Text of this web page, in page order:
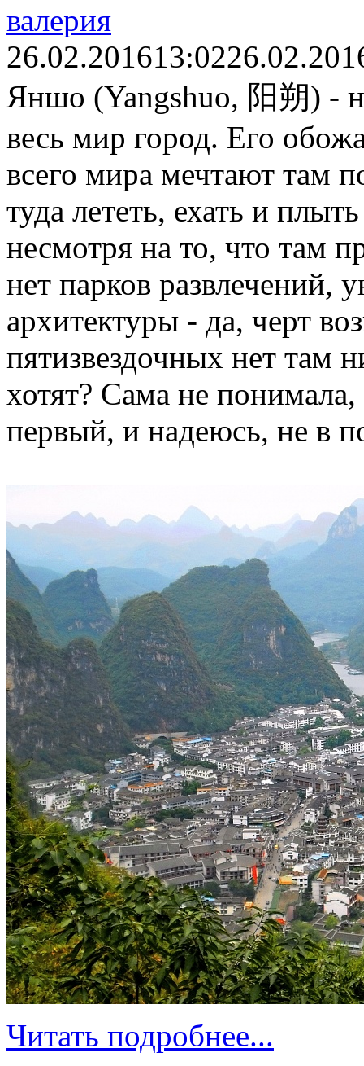
валерия
26.02.201613:02
Яншо (Yangshuo, 阳朔) -
весь мир город. Его
всего мира мечтают там
туда лететь, ехать и
несмотря на то, что там
нет парков развлечений,
архитектуры - да, черт
пятизвездочных нет там
хотят? Сама не
первый, и надеюсь, не в
Читать подробнее...